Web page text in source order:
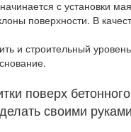
с установки
поверхности. В
и строительный
поверх
своими